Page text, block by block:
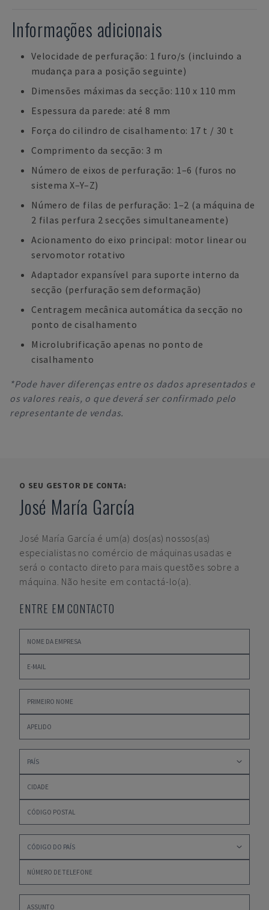
Informações adicionais
Velocidade de perfuração: 1 furo/s (incluindo a
mudança para a posição seguinte)
Dimensões máximas da secção: 110 x 110 mm
Espessura da parede: até 8 mm
Força do cilindro de cisalhamento: 17 t / 30 t
Comprimento da secção: 3 m
Número de eixos de perfuração: 1–6 (furos no
sistema X–Y–Z)
Número de filas de perfuração: 1–2 (a máquina de
2 filas perfura 2 secções simultaneamente)
Acionamento do eixo principal: motor linear ou
servomotor rotativo
Adaptador expansível para suporte interno da
secção (perfuração sem deformação)
Centragem mecânica automática da secção no
ponto de cisalhamento
Microlubrificação apenas no ponto de
cisalhamento
*Pode haver diferenças entre os dados apresentados e
os valores reais, o que deverá ser confirmado pelo
representante de vendas.
O SEU GESTOR DE CONTA:
José María García
José María García é um(a) dos(as) nossos(as)
especialistas no comércio de máquinas usadas e
será o contacto direto para mais questões sobre a
máquina. Não hesite em contactá-lo(a).
ENTRE EM CONTACTO